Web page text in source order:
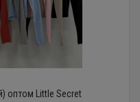
оптом Little Secret